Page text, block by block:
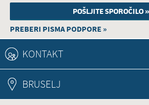
PREBERI PISMA PODPORE »
KONTAKT
BRUSELJ